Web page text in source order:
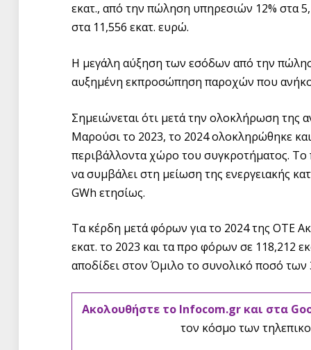
εκατ., από την πώληση υπηρεσιών 12% στα
στα 11,556 εκατ. ευρώ.
Η μεγάλη αύξηση των εσόδων από την
αυξημένη εκπροσώπηση παροχών που
Σημειώνεται ότι μετά την ολοκλήρωση της
Μαρούσι το 2023, το 2024 ολοκληρώθηκε
περιβάλλοντα χώρο του συγκροτήματος. Το
να συμβάλει στη μείωση της ενεργειακής
GWh ετησίως.
Τα κέρδη μετά φόρων για το 2024 της ΟΤΕ
εκατ. το 2023 και τα προ φόρων σε 118,212
αποδίδει στον Όμιλο το συνολικό ποσό
Ακολουθήστε το Infocom.gr και στα
τον κόσμο των